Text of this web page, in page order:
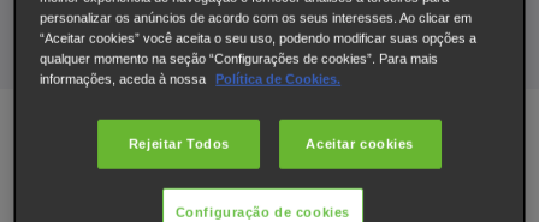
O que é um passageiro?
personalizar os anúncios de acordo com os seus interesses. Ao clicar em
“Aceitar cookies” você aceita o seu uso, podendo modificar suas opções a
qualquer momento na seção “Configurações de cookies”. Para mais
informações, aceda à nossa
Política de Cookies.
Rejeitar Todos Aceitar cookies
Configuração de cookies